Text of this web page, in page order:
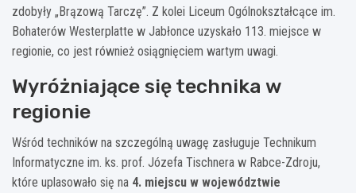
zdobyły „Brązową Tarczę”. Z kolei Liceum Ogólnokształcące im.
Bohaterów Westerplatte w Jabłonce uzyskało 113. miejsce w
regionie, co jest również osiągnięciem wartym uwagi.
Wyróżniające się technika w
regionie
Wśród techników na szczególną uwagę zasługuje Technikum
Informatyczne im. ks. prof. Józefa Tischnera w Rabce-Zdroju,
które uplasowało się na 4. miejscu w województwie